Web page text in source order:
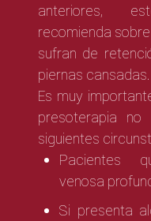
anteriores,
recomienda
sufran de
piernas cansadas.
Es muy
presoterapia
siguientes
Pacientes
venosa
Si presenta